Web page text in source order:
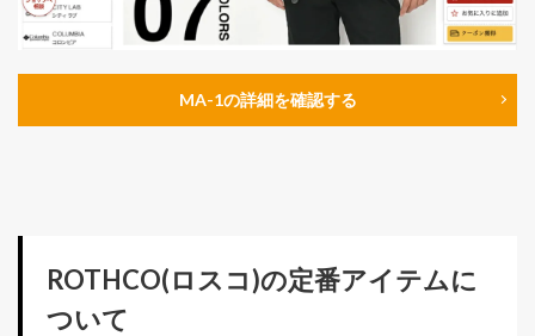
MA-1の詳細を確認する
ROTHCO(ロスコ)の定番アイテムに
ついて